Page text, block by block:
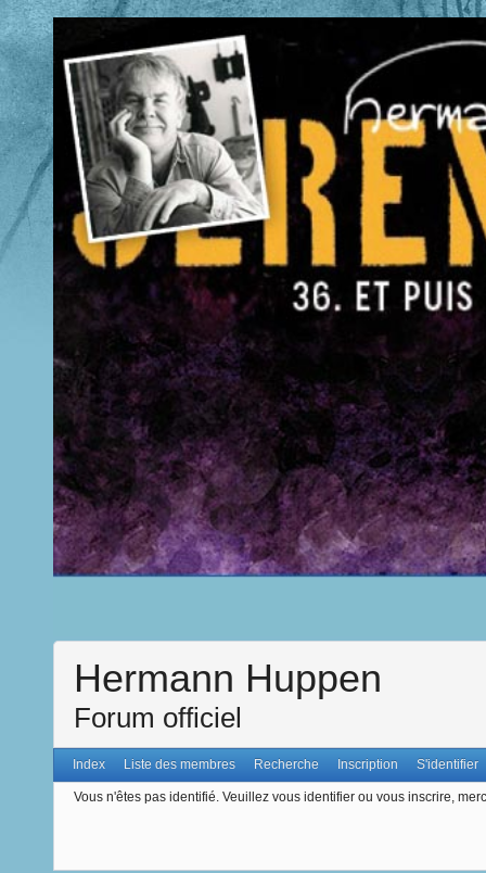
Hermann Huppen
Forum officiel
Index Liste des membres Recherche Inscription S'identifier
Vous n'êtes pas identifié. Veuillez vous identifier ou vous inscrire,